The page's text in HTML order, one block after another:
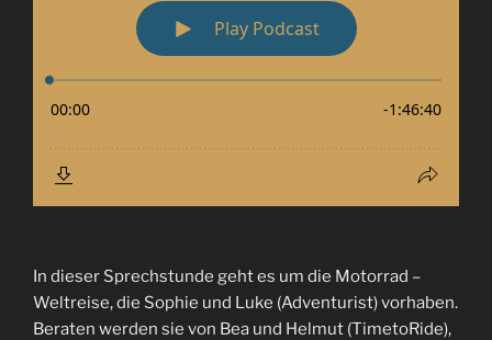
In dieser Sprechstunde geht es um die Motorrad –
Weltreise, die Sophie und Luke (Adventurist) vorhaben.
Beraten werden sie von Bea und Helmut (TimetoRide),